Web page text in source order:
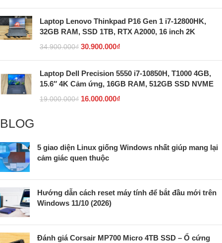
Laptop Lenovo Thinkpad P16 Gen 1 i7-12800HK,
32GB RAM, SSD 1TB, RTX A2000, 16 inch 2K
34.900.000₫ 30.900.000₫
Laptop Dell Precision 5550 i7-10850H, T1000 4GB,
15.6″ 4K Cảm ứng, 16GB RAM, 512GB SSD NVME
19.000.000₫ 16.000.000₫
BLOG
5 giao diện Linux giống Windows nhất giúp mang lại
cảm giác quen thuộc
Hướng dẫn cách reset máy tính để bắt đầu mới trên
Windows 11/10 (2026)
Đánh giá Corsair MP700 Micro 4TB SSD – Ổ cứng